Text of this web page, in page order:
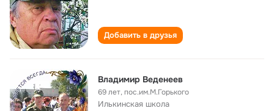
Добавить в друзья
Владимир Веденеев
69 лет,пос.им.М.Горького
Илькинская школа